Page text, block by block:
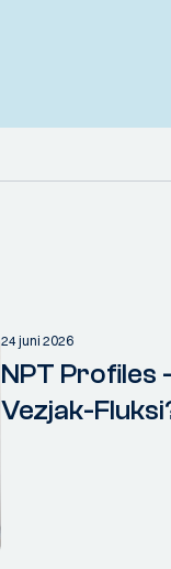
24 juni 2026
NPT Profiles
Vezjak-